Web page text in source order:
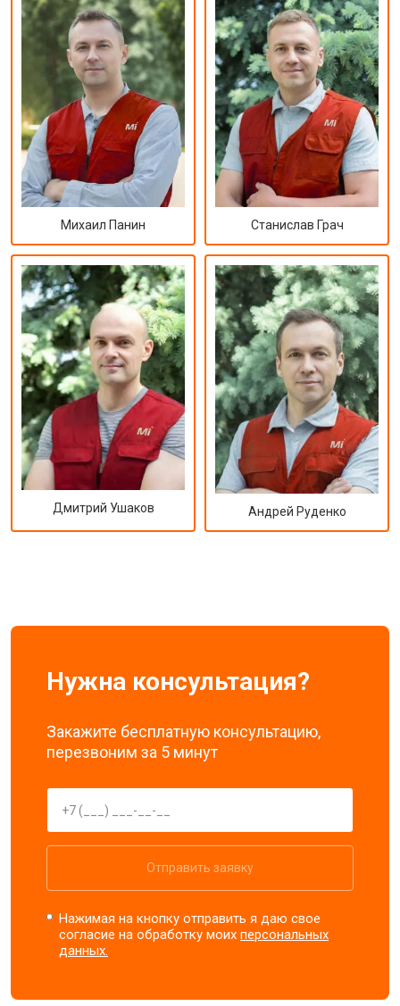
Михаил Панин Станислав Грач
Дмитрий Ушаков Андрей Руденко
Нужна консультация?
Закажите бесплатную консультацию,
перезвоним за 5 минут
Отправить заявку
Нажимая на кнопку отправить я даю свое
согласие на обработку моихперсональных
данных.